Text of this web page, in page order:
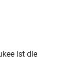
ist die